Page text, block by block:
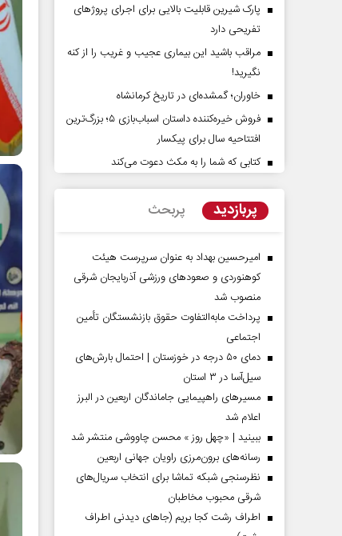
پارک شیرین قابلیت‌ بالایی برای اجرای پروژهای
تفریحی دارد
مراقب باشید این بیماری عجیب و غریب را از کنه
نگیرید!
خاوران؛ گمشده‌ای در تاریخ کرمانشاه
فروش خیره‌کننده داستان اسباب‌بازی ۵؛ بزرگ‌ترین
افتتاحیه سال برای پیکسار
کتابی که شما را به مکث دعوت می‌کند
پربازدید پربحث
امیرحسین بهداد به عنوان سرپرست هیئت
کوهنوردی و صعودهای ورزشی آذربایجان شرقی
منصوب شد
پرداخت مابه‌التفاوت حقوق بازنشستگان تأمین
اجتماعی
دمای ۵۰ درجه در خوزستان | احتمال بارش‌های
سیل‌آسا در ۳ استان
مسیر‌های راهپیمایی جاماندگان اربعین در البرز
اعلام شد
ببینید | «چهل روز » محسن چاووشی منتشر شد
رسانه‌های برون‌مرزی راویان جهانی اربعین
نظرسنجی شبکه تماشا برای انتخاب سریال‌های
شرقی محبوب مخاطبان
اطراف رشت کجا بریم (جاهای دیدنی اطراف
روز روایتگران حقیقت
دکتر حسین قرایی - مدیر کل روابط عمومی